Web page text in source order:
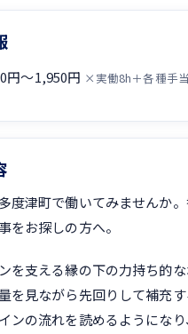
円〜1,950円 ×実働8h＋各種手
度津町で働いてみませんか
をお探しの方へ。
を支える縁の下の力持ち的な
を見ながら先回りして補充
ンの流れを読めるようにな